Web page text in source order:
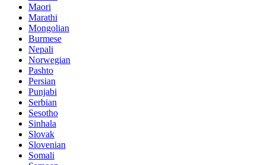
Maori
Marathi
Mongolian
Burmese
Nepali
Norwegian
Pashto
Persian
Punjabi
Serbian
Sesotho
Sinhala
Slovak
Slovenian
Somali